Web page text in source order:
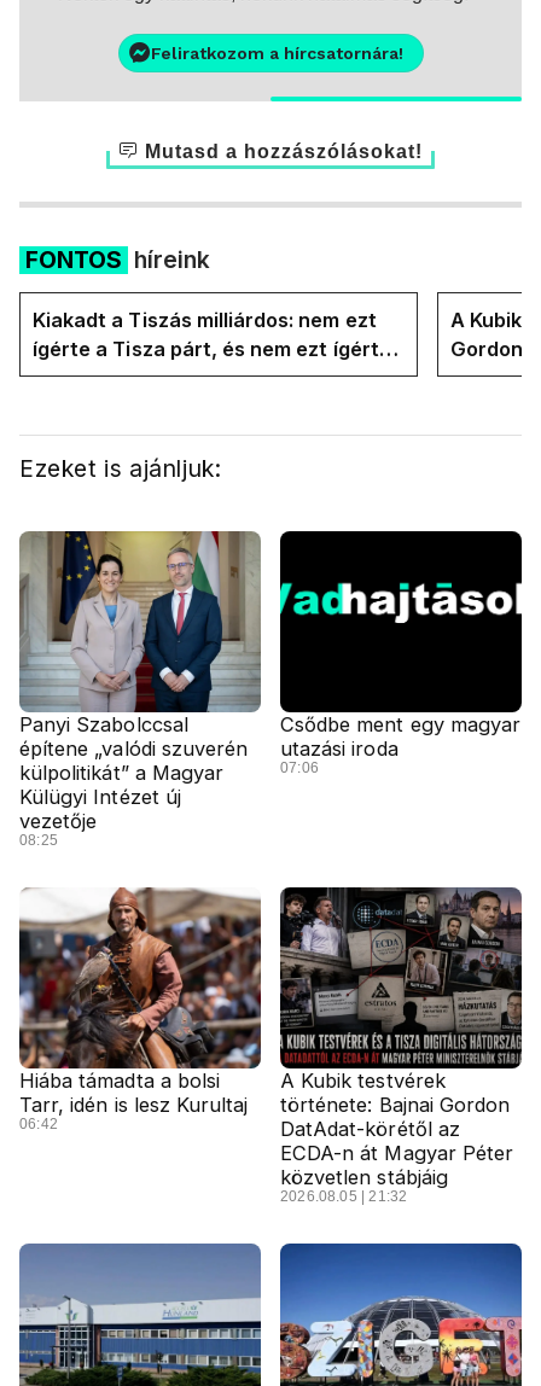
Feliratkozom a hírcsatornára!
Mutasd a hozzászólásokat!
FONTOS híreink
Kiakadt a Tiszás milliárdos: nem ezt
ígérte a Tisza párt, és nem ezt ígérte
Magyar Péter a kampányban
A Kubik
Gordon
Magyar
Ezeket is ajánljuk:
Panyi Szabolccsal
építene „valódi szuverén
külpolitikát” a Magyar
Külügyi Intézet új
vezetője
08:25
Csődbe ment egy magyar
utazási iroda
07:06
Hiába támadta a bolsi
Tarr, idén is lesz Kurultaj
06:42
A Kubik testvérek
története: Bajnai Gordon
DatAdat-körétől az
ECDA-n át Magyar Péter
közvetlen stábjáig
2026.08.05 | 21:32